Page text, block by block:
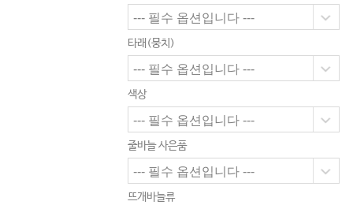
타래(뭉치)
색상
줄바늘 사은품
뜨개바늘류